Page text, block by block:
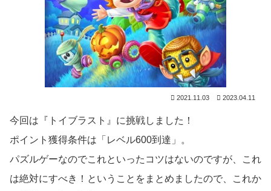
2021.11.03 2023.04.11
今回は『トイブラスト』に挑戦しました！
ポイント獲得条件は「レベル600到達」。
パズルゲーなのでこれといったコツはないのですが、これ
は絶対にすべき！ということをまとめましたので、これか